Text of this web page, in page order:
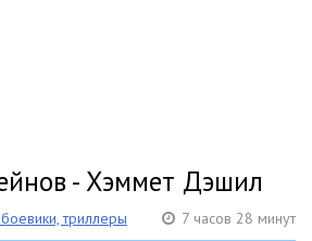
- Хэммет Дэшил
триллеры 7 часов 28 минут